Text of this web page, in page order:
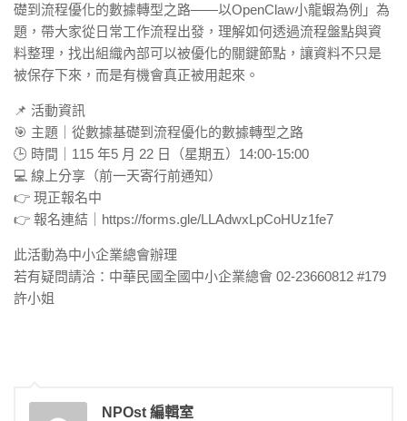
礎到流程優化的數據轉型之路——以OpenClaw小龍蝦為例」為
題，帶大家從日常工作流程出發，理解如何透過流程盤點與資
料整理，找出組織內部可以被優化的關鍵節點，讓資料不只是
被保存下來，而是有機會真正被用起來。
📌 活動資訊
🎯 主題｜從數據基礎到流程優化的數據轉型之路
🕒 時間｜115 年5 月 22 日（星期五）14:00-15:00
💻 線上分享（前一天寄行前通知）
👉 現正報名中
👉 報名連結｜https://forms.gle/LLAdwxLpCoHUz1fe7
此活動為中小企業總會辦理
若有疑問請洽：中華民國全國中小企業總會 02-23660812 #179
許小姐
NPOst 編輯室